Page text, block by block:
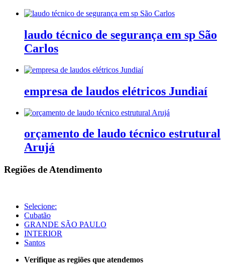
laudo técnico de segurança em sp São
Carlos
empresa de laudos elétricos Jundiaí
orçamento de laudo técnico estrutural
Arujá
Regiões de Atendimento
Selecione:
Cubatão
GRANDE SÃO PAULO
INTERIOR
Santos
Verifique as regiões que atendemos